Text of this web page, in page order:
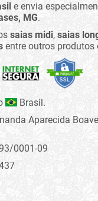
e envia
MG.
saias midi, saias
entre outros produtos
Brasil.
Aparecida
0001-09